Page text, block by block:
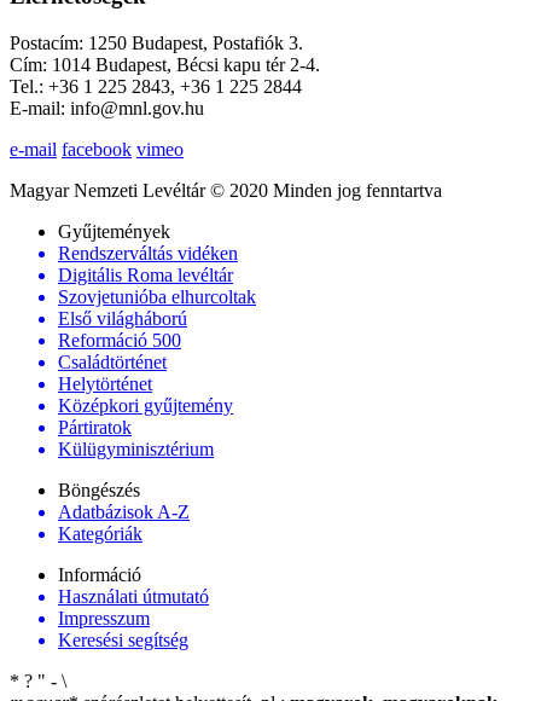
Postacím: 1250 Budapest, Postafiók 3.
Cím: 1014 Budapest, Bécsi kapu tér 2-4.
Tel.: +36 1 225 2843, +36 1 225 2844
E-mail: info@mnl.gov.hu
e-mail facebook vimeo
Magyar Nemzeti Levéltár © 2020 Minden jog fenntartva
Gyűjtemények
Rendszerváltás vidéken
Digitális Roma levéltár
Szovjetunióba elhurcoltak
Első világháború
Reformáció 500
Családtörténet
Helytörténet
Középkori gyűjtemény
Pártiratok
Külügyminisztérium
Böngészés
Adatbázisok A-Z
Kategóriák
Információ
Használati útmutató
Impresszum
Keresési segítség
* ? " - \